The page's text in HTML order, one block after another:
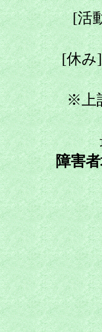
[活
[休み
※上
障害